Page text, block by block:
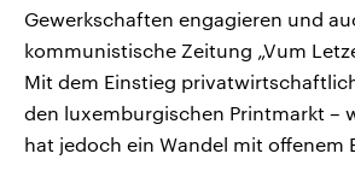
Gewerkschaften engagieren und
kommunistische Zeitung „Vum
Mit dem Einstieg
den luxemburgischen Printmarkt –
hat jedoch ein Wandel mit offenem